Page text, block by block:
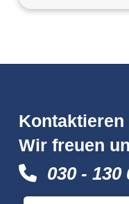
ä
Kontaktieren
Wir freuen
030 - 130